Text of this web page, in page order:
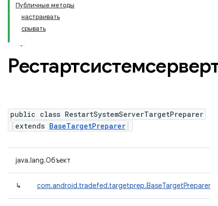
Публичные методы
настраивать
срывать
public class RestartSystemServerTargetPreparer
extends BaseTargetPreparer
java.lang.Объект
↳ com.android.tradefed.targetprep.BaseTargetPreparer